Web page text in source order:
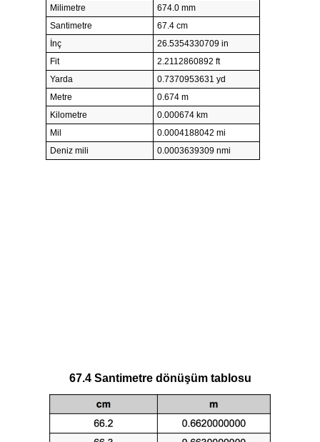
Milimetre
674.0 mm
Santimetre
67.4 cm
İnç
26.5354330709 in
Fit
2.2112860892 ft
Yarda
0.7370953631 yd
Metre
0.674 m
Kilometre
0.000674 km
Mil
0.0004188042 mi
Deniz mili
0.0003639309 nmi
67.4 Santimetre dönüşüm tablosu